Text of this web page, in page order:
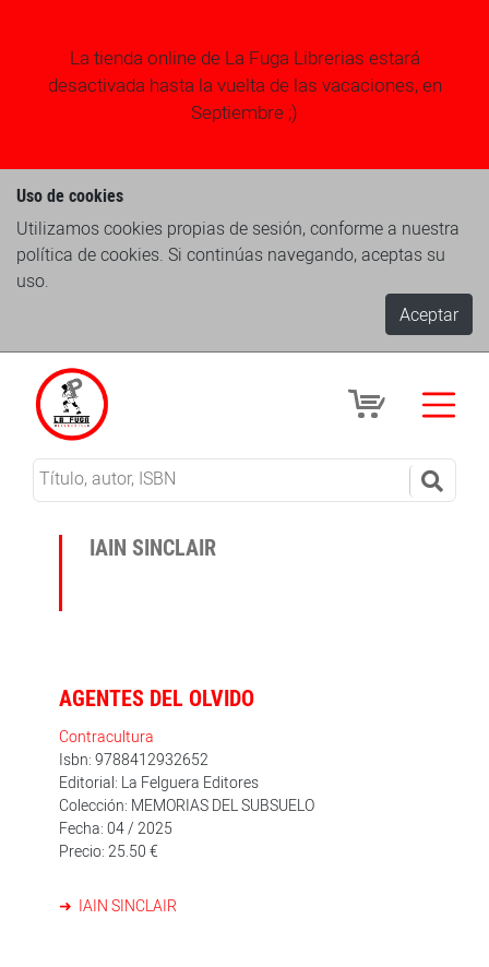
La tienda online de La Fuga Librerias estará
desactivada hasta la vuelta de las vacaciones, en
Septiembre ;)
Uso de cookies
Utilizamos cookies propias de sesión, conforme a nuestra
política de cookies. Si continúas navegando, aceptas su
uso.
Aceptar
IAIN SINCLAIR
AGENTES DEL OLVIDO
Contracultura
Isbn: 9788412932652
Editorial: La Felguera Editores
Colección: MEMORIAS DEL SUBSUELO
Fecha: 04 / 2025
Precio: 25.50 €
IAIN SINCLAIR